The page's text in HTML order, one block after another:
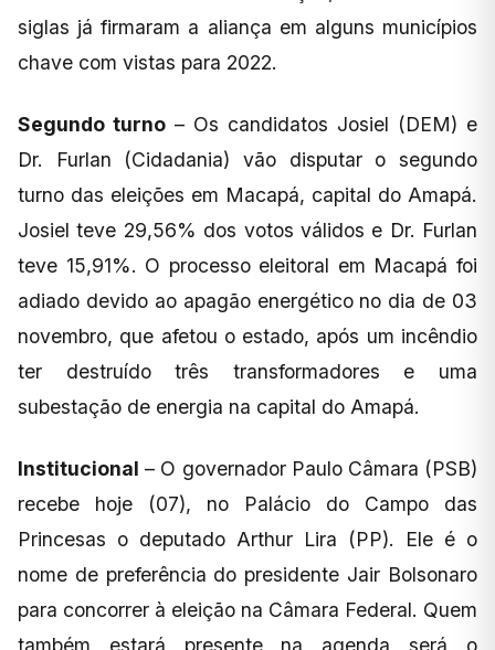
siglas já firmaram a aliança em alguns municípios
chave com vistas para 2022.
Segundo turno – Os candidatos Josiel (DEM) e
Dr. Furlan (Cidadania) vão disputar o segundo
turno das eleições em Macapá, capital do Amapá.
Josiel teve 29,56% dos votos válidos e Dr. Furlan
teve 15,91%. O processo eleitoral em Macapá foi
adiado devido ao apagão energético no dia de 03
novembro, que afetou o estado, após um incêndio
ter destruído três transformadores e uma
subestação de energia na capital do Amapá.
Institucional – O governador Paulo Câmara (PSB)
recebe hoje (07), no Palácio do Campo das
Princesas o deputado Arthur Lira (PP). Ele é o
nome de preferência do presidente Jair Bolsonaro
para concorrer à eleição na Câmara Federal. Quem
também estará presente na agenda será o